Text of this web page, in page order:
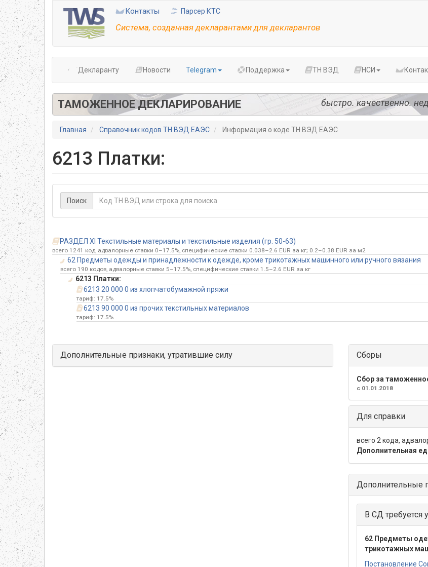
Перейти
к
основному
содержанию
Контакты Парсер КТС
Система, созданная декларантами для декларантов
Декларанту Новости Telegram Поддержка ТН ВЭД НСИ
ТАМОЖЕННОЕ ДЕКЛАРИРОВАНИЕ быстро. качественно.
Главная Справочник кодов ТН ВЭД ЕАЭС Информация о коде ТН ВЭД ЕАЭС
6213 Платки:
Поиск
РАЗДЕЛ XI Текстильные материалы и текстильные изделия (гр. 50-63)
всего 1241 код, адвалорные ставки 0–17.5%, специфические ставки 0.038–2.6 EUR за кг; 0.2–0.38 EUR за м2
62 Предметы одежды и принадлежности к одежде, кроме трикотажных машинного или ручного вязания
всего 190 кодов, адвалорные ставки 5–17.5%, специфические ставки 1.5–2.6 EUR за кг
6213 Платки:
6213 20 000 0 из хлопчатобумажной пряжи
тариф: 17.5%
6213 90 000 0 из прочих текстильных материалов
тариф: 17.5%
Дополнительные признаки, утратившие силу Сборы
Сбор за
с 01.01.2018
Для справки
всего 2 кода,
Дополнительная
Дополнительные
В СД требуется
62 Предметы
трикотажных
Постановление